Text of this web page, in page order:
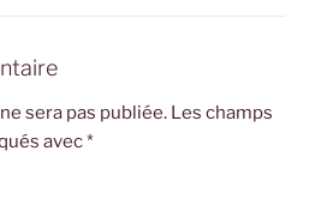
sera pas publiée. Les champs
avec*